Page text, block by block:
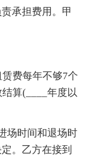
承担费用。甲
费每年不够7个
算(____年度以
时间和退场时
。乙方在接到